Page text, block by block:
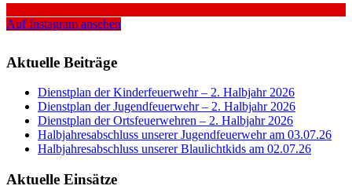
Auf Instagram ansehen
Aktuelle Beiträge
Dienstplan der Kinderfeuerwehr – 2. Halbjahr 2026
Dienstplan der Jugendfeuerwehr – 2. Halbjahr 2026
Dienstplan der Ortsfeuerwehren – 2. Halbjahr 2026
Halbjahresabschluss unserer Jugendfeuerwehr am 03.07.26
Halbjahresabschluss unserer Blaulichtkids am 02.07.26
Aktuelle Einsätze